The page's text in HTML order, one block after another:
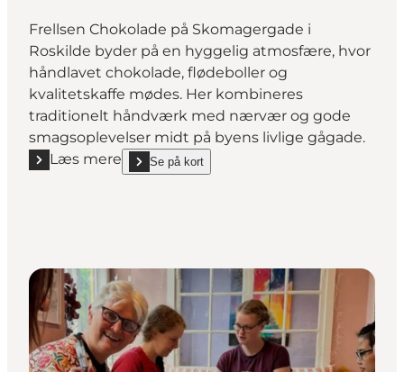
Frellsen Chokolade på Skomagergade i
Roskilde byder på en hyggelig atmosfære, hvor
håndlavet chokolade, flødeboller og
kvalitetskaffe mødes. Her kombineres
traditionelt håndværk med nærvær og gode
smagsoplevelser midt på byens livlige gågade.
Læs mere
Læs mere "Håndlavet chokolade hos Frellsen
Se på kort
show Håndlavet chokolade hos Frellsen Chokolade